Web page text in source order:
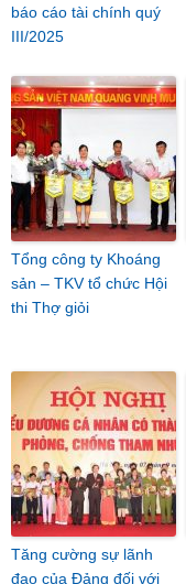
báo cáo tài chính quý
III/2025
Tổng công ty Khoáng
sản – TKV tổ chức Hội
thi Thợ giỏi
Tăng cường sự lãnh
đạo của Đảng đối với